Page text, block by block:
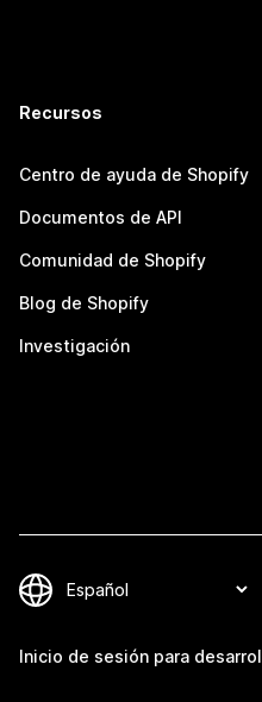
Recursos
Centro de ayuda de Shopify
Documentos de API
Comunidad de Shopify
Blog de Shopify
Investigación
Inicio de sesión para